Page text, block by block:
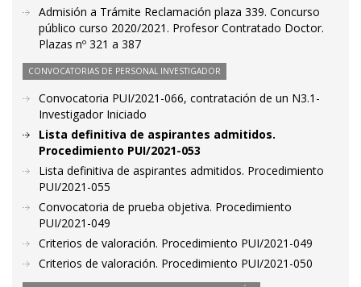
Admisión a Trámite Reclamación plaza 339. Concurso
público curso 2020/2021. Profesor Contratado Doctor.
Plazas nº 321 a 387
CONVOCATORIAS DE PERSONAL INVESTIGADOR
Convocatoria PUI/2021-066, contratación de un N3.1-
Investigador Iniciado
Lista definitiva de aspirantes admitidos.
Procedimiento PUI/2021-053
Lista definitiva de aspirantes admitidos. Procedimiento
PUI/2021-055
Convocatoria de prueba objetiva. Procedimiento
PUI/2021-049
Criterios de valoración. Procedimiento PUI/2021-049
Criterios de valoración. Procedimiento PUI/2021-050